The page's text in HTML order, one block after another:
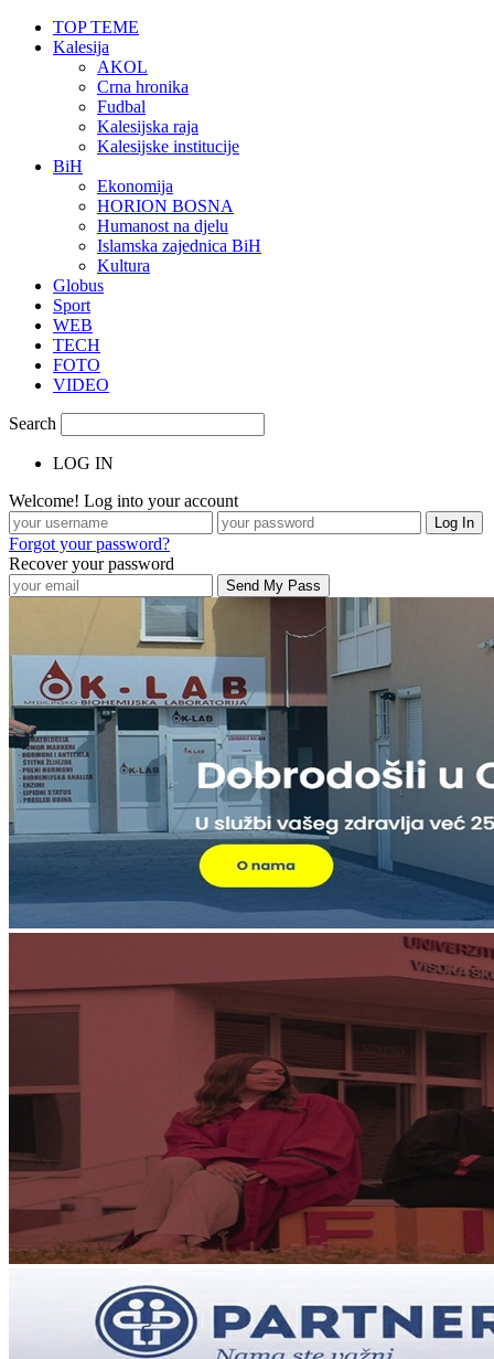
TOP TEME
Kalesija
AKOL
Crna hronika
Fudbal
Kalesijska raja
Kalesijske institucije
BiH
Ekonomija
HORION BOSNA
Humanost na djelu
Islamska zajednica BiH
Kultura
Globus
Sport
WEB
TECH
FOTO
VIDEO
Search
LOG IN
Welcome! Log into your account
Forgot your password?
Recover your password